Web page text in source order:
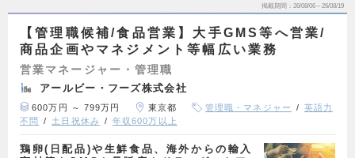
掲載期間 26/08/06～26/08/19
【管理職候補/食品営業】大手GMS等へ営業/
商品企画やマネジメント等幅広い業務
営業マネージャー・管理職
アールビー・フーズ株式会社
600万円 ～ 799万円 東京都 管理職・マネジャー
英語力
不問
土日祝休み 年収600万以上
鶏卵(日配品)や生鮮食品、海外からの輸入